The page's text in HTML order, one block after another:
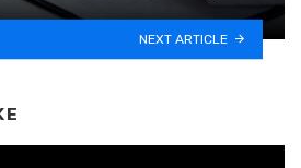
NEXT ARTICLE